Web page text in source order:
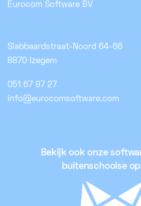
Eurocom Software BV
Slabbaardstraat-Noord 64-66
8870 Izegem
051 67 97 27
info@eurocomsoftware.com
Bekijk ook onze
buitenschoolse